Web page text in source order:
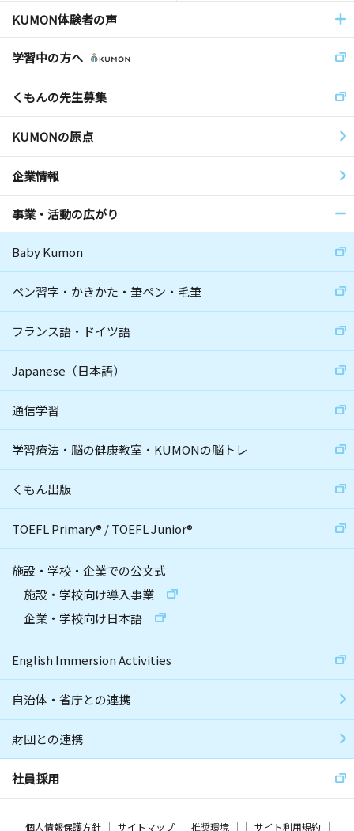
KUMON体験者の声
学習中の方へ
くもんの先生募集
KUMONの原点
企業情報
事業・活動の広がり
Baby Kumon
ペン習字・かきかた・筆ペン・毛筆
フランス語・ドイツ語
Japanese（日本語）
通信学習
学習療法・脳の健康教室・KUMONの脳トレ
くもん出版
TOEFL Primary® /TOEFL Junior®
施設・学校・企業での公文式
施設・学校向け導入事業
企業・学校向け日本語
English Immersion Activities
自治体・省庁との連携
財団との連携
社員採用
個人情報保護方針 サイトマップ 推奨環境 サイト利用規約